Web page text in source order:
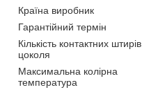
Країна виробник
Гарантійний термін
Кількість контактних штирів
цоколя
Максимальна колірна
температура